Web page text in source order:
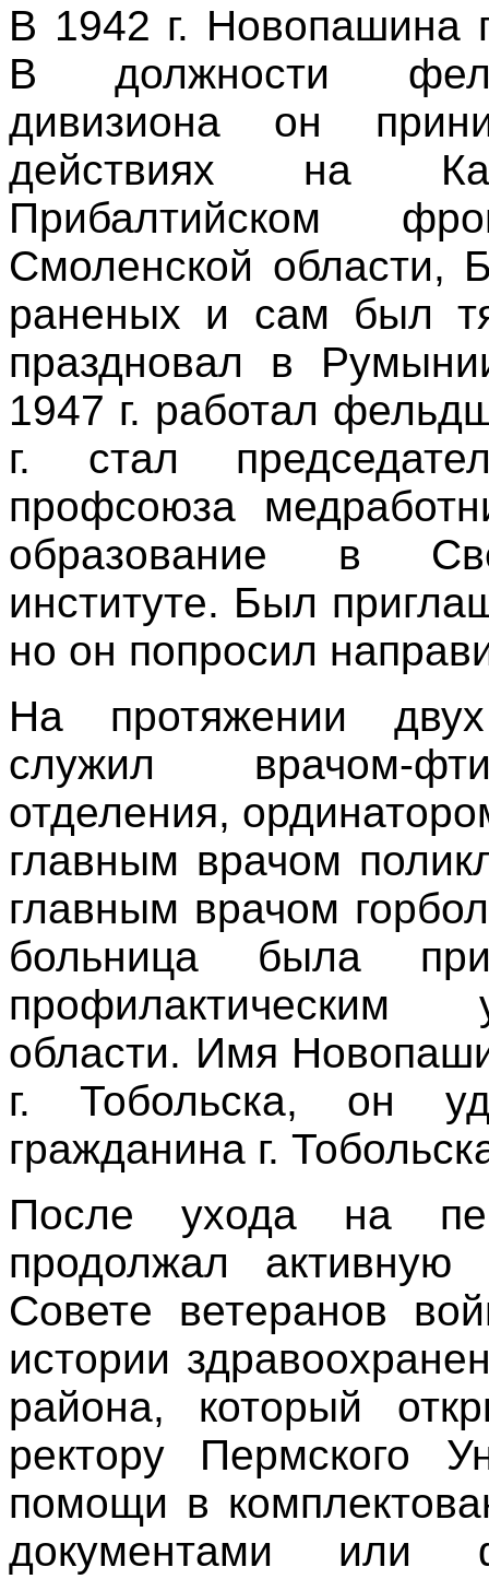
В 1942 г. Новопашина
В должности
дивизиона он
действиях на
Прибалтийском
Смоленской области,
раненых и сам был
праздновал в
1947 г. работал
г. стал
профсоюза
образование в
институте. Был
но он попросил
На протяжении
служил врачом-
отделения,
главным врачом
главным врачом
больница была
профилактическим
области. Имя
г. Тобольска, он
гражданина г.
После ухода на
продолжал активную
Совете ветеранов
истории
района, который
ректору Пермского
помощи в
документами или